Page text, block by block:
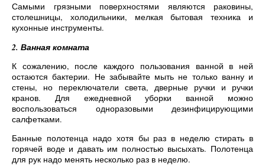
Самыми грязными поверхностями являются раковины,
столешницы, холодильники, мелкая бытовая техника и
кухонные инструменты.
2. Ванная комната
К сожалению, после каждого пользования ванной в ней
остаются бактерии. Не забывайте мыть не только ванну и
стены, но переключатели света, дверные ручки и ручки
кранов. Для ежедневной уборки ванной можно
воспользоваться одноразовыми дезинфицирующими
салфетками.
Банные полотенца надо хотя бы раз в неделю стирать в
горячей воде и давать им полностью высыхать. Полотенца
для рук надо менять несколько раз в неделю.